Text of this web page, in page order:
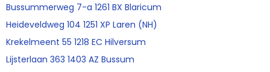
Bussummerweg 7-a 1261 BX Blaricum
Heideveldweg 104 1251 XP Laren (NH)
Krekelmeent 55 1218 EC Hilversum
Lijsterlaan 363 1403 AZ Bussum